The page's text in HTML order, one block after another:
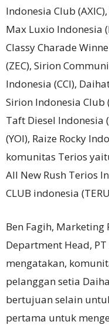
Indonesia Club
Max Luxio Indonesia
Classy Charade
(ZEC), Sirion
Indonesia (CCI),
Sirion Indonesia Club
Taft Diesel Indonesia
(YOI), Raize Rocky
komunitas Terios
All New Rush Terios
CLUB indonesia
Ben Fagih, Marketing
Department Head,
mengatakan,
pelanggan setia
bertujuan selain
pertama untuk